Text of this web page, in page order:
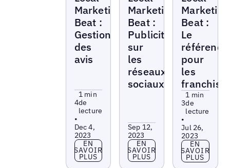
Marketing
Beat :
Gestion
des
avis
4
1 min
de
lecture
•
Dec 4,
2023
En savoir plus
EN
SAVOIR
PLUS
Marketing
Beat :
Publicités
sur
les
réseaux
sociaux
Sep 12,
2023
En savoir plus
EN
SAVOIR
PLUS
Marketing
Beat :
Le
pour
les
3
1 min
de
lecture
•
Jul 26,
2023
En savoir
EN
SAVOIR
PLUS